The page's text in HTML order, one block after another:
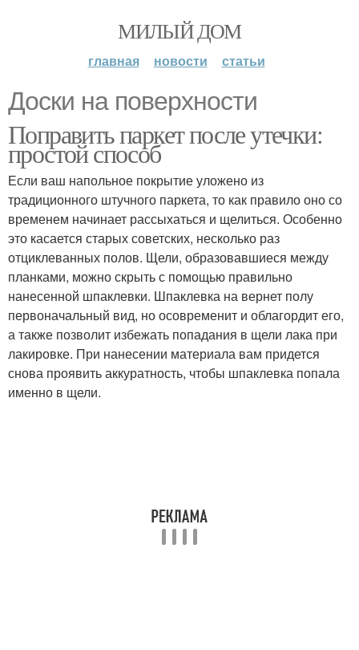
МИЛЫЙ ДОМ
главная новости статьи
Доски на поверхности
Поправить паркет после утечки:
простой способ
Если ваш напольное покрытие уложено из
традиционного штучного паркета, то как правило оно со
временем начинает рассыхаться и щелиться. Особенно
это касается старых советских, несколько раз
отциклеванных полов. Щели, образовавшиеся между
планками, можно скрыть с помощью правильно
нанесенной шпаклевки. Шпаклевка на вернет полу
первоначальный вид, но осовременит и облагордит его,
а также позволит избежать попадания в щели лака при
лакировке. При нанесении материала вам придется
снова проявить аккуратность, чтобы шпаклевка попала
именно в щели.